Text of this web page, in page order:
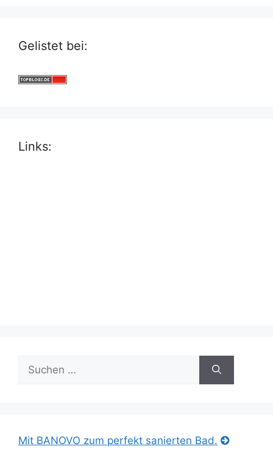
Gelistet bei:
Links:
nach:
Mit BANOVO zum perfekt sanierten Bad.